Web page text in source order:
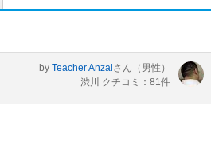
by Teacher Anzaiさん （男性）
渋川 クチコミ：81件